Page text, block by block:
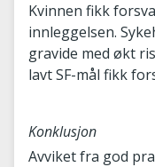
Kvinnen fikk
innleggelsen.
gravide med økt
lavt SF-mål fikk
Konklusjon
Avviket fra god